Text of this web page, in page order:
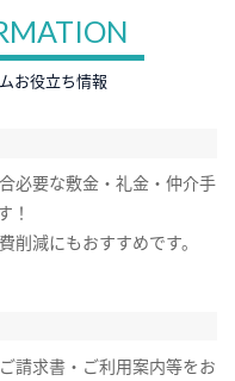
お役立ち情報
必要な敷金・礼金・仲介手
！
削減にもおすすめです。
請求書・ご利用案内等をお